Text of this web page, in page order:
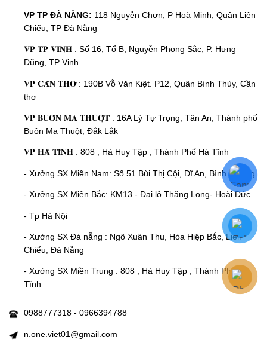
VP TP ĐÀ NẴNG: 118 Nguyễn Chơn, P Hoà Minh, Quận Liên
Chiểu, TP Đà Nẵng
𝐕𝐏 𝐓𝐏 𝐕𝐈𝐍𝐇 : Số 16, Tổ B, Nguyễn Phong Sắc, P. Hưng
Dũng, TP Vinh
𝐕𝐏 𝐂𝐀̂̀𝐍 𝐓𝐇𝐎̛ : 190B Vỗ Văn Kiệt. P12, Quân Bình Thủy, Cần
thơ
𝐕𝐏 𝐁𝐔𝐎̂𝐍 𝐌𝐀 𝐓𝐇𝐔𝐎̣̂𝐓 : 16A Lý Tự Trọng, Tân An, Thành phố
Buôn Ma Thuột, Đắk Lắk
𝐕𝐏 𝐇𝐀̀ 𝐓𝐈̃𝐍𝐇 : 808 , Hà Huy Tập , Thành Phố Hà Tĩnh
- Xưởng SX Miền Nam: Số 51 Bùi Thị Cội, Dĩ An, Bình Dương
- Xưởng SX Miền Bắc: KM13 - Đại lộ Thăng Long- Hoài Đức
- Tp Hà Nội
- Xưởng SX Đà nẵng : Ngô Xuân Thu, Hòa Hiệp Bắc, Liên
Chiểu, Đà Nẵng
- Xưởng SX Miền Trung : 808 , Hà Huy Tập , Thành Phố Hà
Tĩnh
0988777318 - 0966394788
n.one.viet01@gmail.com